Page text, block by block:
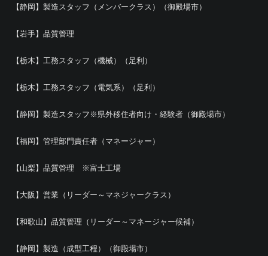
【静岡】製造スタッフ（メンバークラス）（御殿場市）
【岩手】品質管理
【栃木】工務スタッフ（機械）（足利）
【栃木】工務スタッフ（電気系）（足利）
【静岡】製造スタッフ※県外移住者向け・経験者（御殿場市）
【福岡】管理部門責任者（マネージャー）
【山梨】品質管理 ※富士工場
【大阪】営業（リーダー～マネジャークラス）
【和歌山】品質管理（リーダー～マネージャー候補）
【静岡】製造（成型工程）（御殿場市）